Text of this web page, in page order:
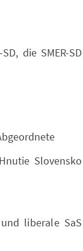
die SMER-SD
Slovensko
liberale SaS